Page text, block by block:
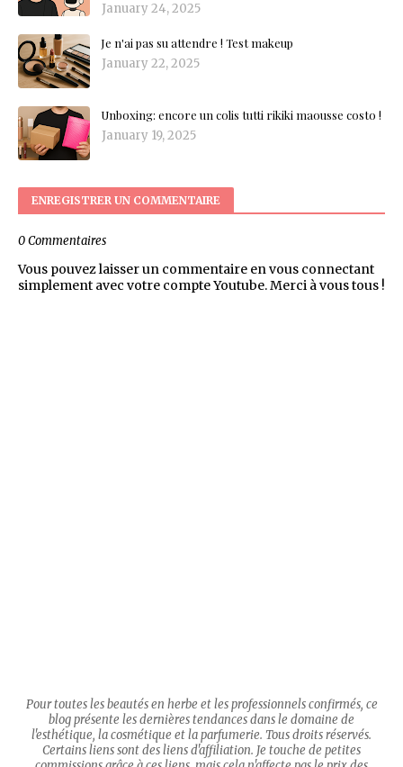
January 24, 2025
Je n'ai pas su attendre ! Test makeup
January 22, 2025
Unboxing: encore un colis tutti rikiki maousse costo !
January 19, 2025
ENREGISTRER UN COMMENTAIRE
0 Commentaires
Vous pouvez laisser un commentaire en vous connectant
simplement avec votre compte Youtube. Merci à vous tous !
Pour toutes les beautés en herbe et les professionnels confirmés, ce
blog présente les dernières tendances dans le domaine de
l'esthétique, la cosmétique et la parfumerie. Tous droits réservés.
Certains liens sont des liens d'affiliation. Je touche de petites